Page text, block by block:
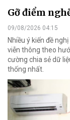
Gỡ điểm
09/08/2026 04:15
Nhiều ý kiến đề
viễn thông theo
cường chia sẻ dữ
thống nhất.